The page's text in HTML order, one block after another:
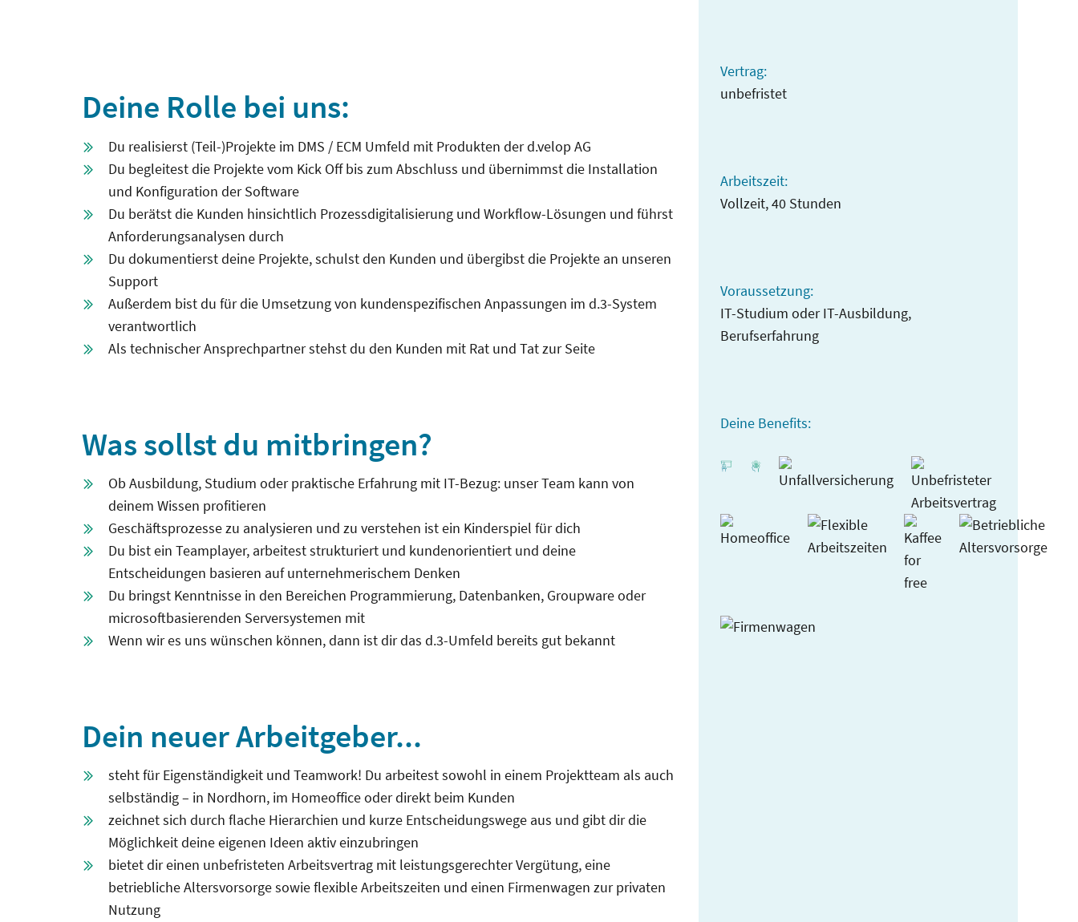
Deine Rolle bei uns:
Du realisierst (Teil-)Projekte im DMS / ECM Umfeld mit Produkten der d.velop AG
Du begleitest die Projekte vom Kick Off bis zum Abschluss und übernimmst die Installation
und Konfiguration der Software
Du berätst die Kunden hinsichtlich Prozessdigitalisierung und Workflow-Lösungen und führst
Anforderungsanalysen durch
Du dokumentierst deine Projekte, schulst den Kunden und übergibst die Projekte an unseren
Support
Außerdem bist du für die Umsetzung von kundenspezifischen Anpassungen im d.3-System
verantwortlich
Als technischer Ansprechpartner stehst du den Kunden mit Rat und Tat zur Seite
Was sollst du mitbringen?
Ob Ausbildung, Studium oder praktische Erfahrung mit IT-Bezug: unser Team kann von
deinem Wissen profitieren
Geschäftsprozesse zu analysieren und zu verstehen ist ein Kinderspiel für dich
Du bist ein Teamplayer, arbeitest strukturiert und kundenorientiert und deine
Entscheidungen basieren auf unternehmerischem Denken
Du bringst Kenntnisse in den Bereichen Programmierung, Datenbanken, Groupware oder
microsoftbasierenden Serversystemen mit
Wenn wir es uns wünschen können, dann ist dir das d.3-Umfeld bereits gut bekannt
Dein neuer Arbeitgeber...
steht für Eigenständigkeit und Teamwork! Du arbeitest sowohl in einem Projektteam als auch
selbständig – in Nordhorn, im Homeoffice oder direkt beim Kunden
zeichnet sich durch flache Hierarchien und kurze Entscheidungswege aus und gibt dir die
Möglichkeit deine eigenen Ideen aktiv einzubringen
bietet dir einen unbefristeten Arbeitsvertrag mit leistungsgerechter Vergütung, eine
betriebliche Altersvorsorge sowie flexible Arbeitszeiten und einen Firmenwagen zur privaten
Nutzung
Vertrag:
unbefristet
Arbeitszeit:
Vollzeit, 40 Stunden
Voraussetzung:
IT-Studium oder IT-Ausbildung,
Berufserfahrung
Deine Benefits: